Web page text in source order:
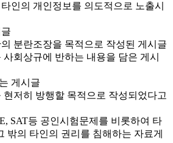
인의 개인정보를 의도적으로 노출시
분란조장을 목적으로 작성된 게시글
회상규에 반하는 내용을 담은 게시
게시글
현저히 방행할 목적으로 작성되었다고
SAT등 공인시험문제를 비롯하여 타
밖의 타인의 권리를 침해하는 자료게